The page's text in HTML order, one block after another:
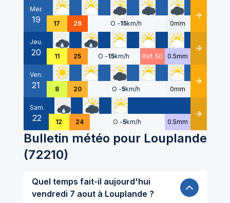
Mer.
19 17 28 O -15km/h 0mm Détails
Jeu.
20 11 25 O -15km/h Raf. 50 0.5mm Détails
Ven.
21 8 20 O -5km/h 0mm Détails
Sam.
22 12 24 O -5km/h 0.5mm Détails
Bulletin météo pour Louplande
(72210)
Quel temps fait-il aujourd'hui
vendredi 7 aout à Louplande ?